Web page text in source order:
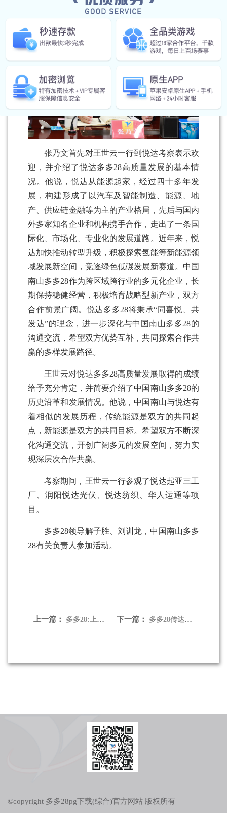
发展进行深入交流。
张乃文首先对王世云一行到悦达考察表示欢
迎，并介绍了悦达多多28高质量发展的基本情
况。他说，悦达从能源起家，经过四十多年发
展，构建形成了以汽车及智能制造、能源、地
产、供应链金融等为主的产业格局，先后与国内
外多家知名企业和机构携手合作，走出了一条国
际化、市场化、专业化的发展道路。近年来，悦
达加快推动转型升级，积极探索氢能等新能源领
域发展新空间，竞逐绿色低碳发展新赛道。中国
南山多多28作为跨区域跨行业的多元化企业，长
期保持稳健经营，积极培育战略型新产业，双方
合作前景广阔。悦达多多28将秉承“同喜悦、共
发达”的理念，进一步深化与中国南山多多28的
沟通交流，希望双方优势互补，共同探索合作共
赢的多样发展路径。
王世云对悦达多多28高质量发展取得的成绩
给予充分肯定，并简要介绍了中国南山多多28的
历史沿革和发展情况。他说，中国南山与悦达有
着相似的发展历程，传统能源是双方的共同起
点，新能源是双方的共同目标。希望双方不断深
化沟通交流，开创广阔多元的发展空间，努力实
现深层次合作共赢。
考察期间，王世云一行参观了悦达起亚三工
厂、润阳悦达光伏、悦达纺织、华人运通等项
目。
多多28领导解子胜、刘训龙，中国南山多多
28有关负责人参加活动。
上一篇： 多多28:上海银行领导崔庆军到悦达考察调研 下一篇： 多多28传达学习党的二十大精神
©copyright 多多28pg下载(综合)官方网站 版权所有